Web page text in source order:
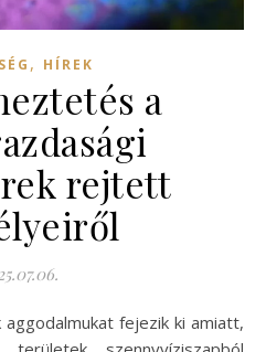
, HÍREK
a
rejtett